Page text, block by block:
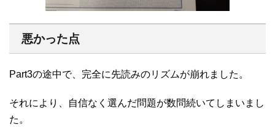
悪かった点
Part3の途中で、完全に先読みのリズムが崩れました。
それにより、自信なく選んだ問題が数問続いてしまいまし
た。